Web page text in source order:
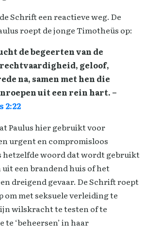
Schrift een reactieve weg. De
roept de jonge Timotheüs op:
de begeerten van de
rechtvaardigheid, geloof,
na, samen met hen die
uit een rein hart. –
2:22
Paulus hier gebruikt voor
urgent en compromisloos
hetzelfde woord dat wordt gebruikt
een brandend huis of het
dreigend gevaar. De Schrift roept
om met seksuele verleiding te
wilskracht te testen of te
te ‘beheersen’ in haar